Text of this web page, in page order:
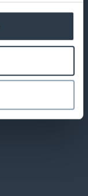
Alpha